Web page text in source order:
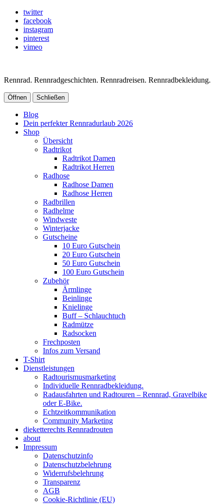
twitter
facebook
instagram
pinterest
vimeo
Rennrad. Rennradgeschichten. Rennradreisen. Rennradbekleidung.
Öffnen Schließen
Blog
Dein perfekter Rennradurlaub 2026
Shop
Übersicht
Radtrikot
Radtrikot Damen
Radtrikot Herren
Radhose
Radhose Damen
Radhose Herren
Radbrillen
Radhelme
Windweste
Winterjacke
Gutscheine
10 Euro Gutschein
20 Euro Gutschein
50 Euro Gutschein
100 Euro Gutschein
Zubehör
Ärmlinge
Beinlinge
Knielinge
Buff – Schlauchtuch
Radmütze
Radsocken
Frechposten
Infos zum Versand
T-Shirt
Dienstleistungen
Radtourismusmarketing
Individuelle Rennradbekleidung.
Radausfahrten und Radtouren – Rennrad, Gravelbike
oder E-Bike.
Echtzeitkommunikation
Community Marketing
dieketterechts Rennradrouten
about
Impressum
Datenschutzinfo
Datenschutzbelehrung
Widerrufsbelehrung
Transparenz
AGB
Cookie-Richtlinie (EU)